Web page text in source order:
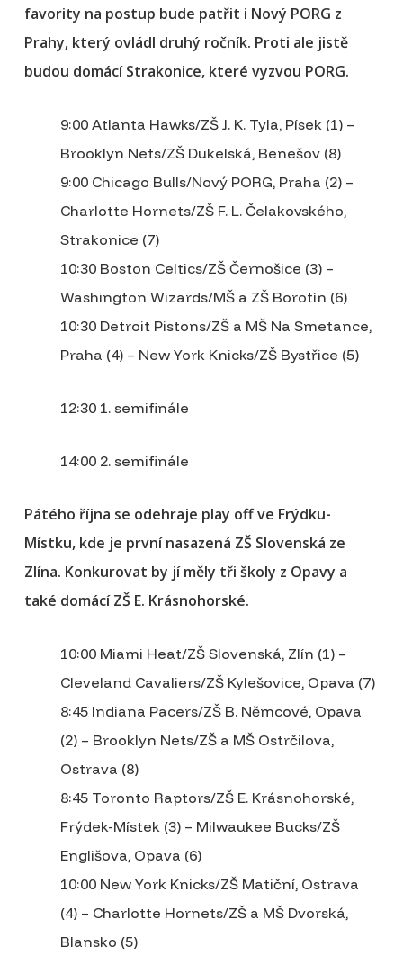
favority na postup bude patřit i Nový PORG z
Prahy, který ovládl druhý ročník. Proti ale jistě
budou domácí Strakonice, které vyzvou PORG.
9:00 Atlanta Hawks/ZŠ J. K. Tyla, Písek (1) –
Brooklyn Nets/ZŠ Dukelská, Benešov (8)
9:00 Chicago Bulls/Nový PORG, Praha (2) –
Charlotte Hornets/ZŠ F. L. Čelakovského,
Strakonice (7)
10:30 Boston Celtics/ZŠ Černošice (3) –
Washington Wizards/MŠ a ZŠ Borotín (6)
10:30 Detroit Pistons/ZŠ a MŠ Na Smetance,
Praha (4) – New York Knicks/ZŠ Bystřice (5)
12:30 1. semifinále
14:00 2. semifinále
Pátého října se odehraje play off ve Frýdku-
Místku, kde je první nasazená ZŠ Slovenská ze
Zlína. Konkurovat by jí měly tři školy z Opavy a
také domácí ZŠ E. Krásnohorské.
10:00 Miami Heat/ZŠ Slovenská, Zlín (1) –
Cleveland Cavaliers/ZŠ Kylešovice, Opava (7)
8:45 Indiana Pacers/ZŠ B. Němcové, Opava
(2) – Brooklyn Nets/ZŠ a MŠ Ostrčilova,
Ostrava (8)
8:45 Toronto Raptors/ZŠ E. Krásnohorské,
Frýdek-Místek (3) – Milwaukee Bucks/ZŠ
Englišova, Opava (6)
10:00 New York Knicks/ZŠ Matiční, Ostrava
(4) – Charlotte Hornets/ZŠ a MŠ Dvorská,
Blansko (5)